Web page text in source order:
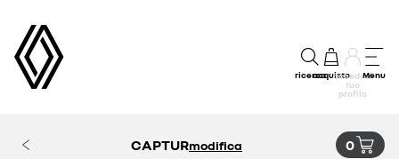
ricercaacquistoaccedi al
tuo
profilo
Menu
CAPTURmodifica 0